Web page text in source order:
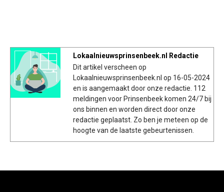
Lokaalnieuwsprinsenbeek.nl Redactie
Dit artikel verscheen op
Lokaalnieuwsprinsenbeek.nl op 16-05-2024
en is aangemaakt door onze redactie. 112
meldingen voor Prinsenbeek komen 24/7 bij
ons binnen en worden direct door onze
redactie geplaatst. Zo ben je meteen op de
hoogte van de laatste gebeurtenissen.